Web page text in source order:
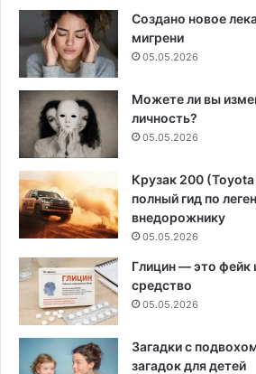
Создано новое
мигрени
05.05.2026
Можете ли вы
личность?
05.05.2026
Крузак 200
полный гид по
внедорожнику
05.05.2026
Глицин — это фейк
средство
05.05.2026
Загадки с
загадок для детей